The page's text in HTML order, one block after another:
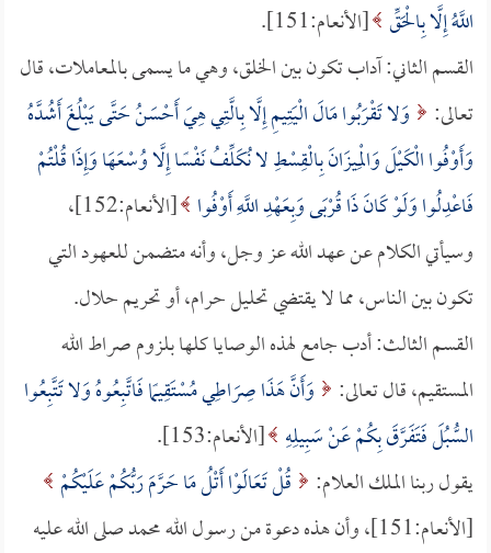
اللَّهُ إِلَّا بِالْحَقِّ [الأنعام:151].
القسم الثاني: آداب تكون بين الخلق، وهي ما يسمى بالمعاملات، قال
تعالى:
وَلا تَقْرَبُوا مَالَ الْيَتِيمِ إِلَّا بِالَّتِي هِيَ أَحْسَنُ حَتَّى يَبْلُغَ أَشُدَّهُ
وَأَوْفُوا الْكَيْلَ وَالْمِيزَانَ بِالْقِسْطِ لا نُكَلِّفُ نَفْسًا إِلَّا وُسْعَهَا وَإِذَا قُلْتُمْ
فَاعْدِلُوا وَلَوْ كَانَ ذَا قُرْبَى وَبِعَهْدِ اللَّهِ أَوْفُوا
[الأنعام:152]،
وسيأتي الكلام عن عهد الله عز وجل، وأنه متضمن للعهود التي
تكون بين الناس، مما لا يقتضي تحليل حرام، أو تحريم حلال.
القسم الثالث: أدب جامع لهذه الوصايا كلها بلزوم صراط الله
المستقيم، قال تعالى:
وَأَنَّ هَذَا صِرَاطِي مُسْتَقِيمًا فَاتَّبِعُوهُ وَلا تَتَّبِعُوا
السُّبُلَ فَتَفَرَّقَ بِكُمْ عَنْ سَبِيلِهِ [الأنعام:153].
يقول ربنا الملك العلام:
قُلْ تَعَالَوْا أَتْلُ مَا حَرَّمَ رَبُّكُمْ عَلَيْكُمْ
[الأنعام:151]، وأن هذه دعوة من رسول الله محمد صلى الله عليه